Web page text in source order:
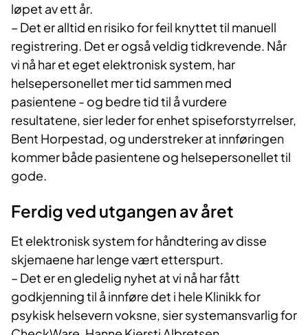
løpet av ett år.
– Det er alltid en risiko for feil knyttet til manuell
registrering. Det er også veldig tidkrevende. Når
vi nå har et eget elektronisk system, har
helsepersonellet mer tid sammen med
pasientene - og bedre tid til å vurdere
resultatene, sier leder for enhet spiseforstyrrelser,
Bent Horpestad, og understreker at innføringen
kommer både pasientene og helsepersonellet til
gode.
Ferdig ved utgangen av året
Et elektronisk system for håndtering av disse
skjemaene har lenge vært etterspurt.
– Det er en gledelig nyhet at vi nå har fått
godkjenning til å innføre det i hele Klinikk for
psykisk helsevern voksne, sier systemansvarlig for